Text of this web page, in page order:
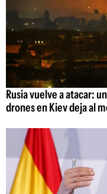
Rusia vuelve a atacar:
drones en Kiev deja al